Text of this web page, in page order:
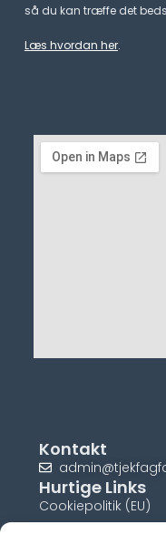
så du kan træffe det
Læs hvordan her.
Kontakt
Hurtige Links
Cookiepolitik (EU)